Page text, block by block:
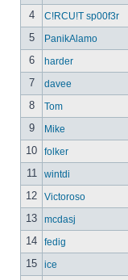
4 C!RCU!T sp00f3r
5 PanikAlamo
6 harder
7 davee
8 Tom
9 Mike
10 folker
11 wintdi
12 Victoroso
13 mcdasj
14 fedig
15 ice